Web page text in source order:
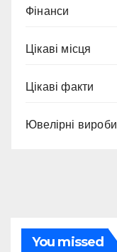
Фінанси
Цікаві місця
Цікаві факти
Ювелірні вироби
You missed